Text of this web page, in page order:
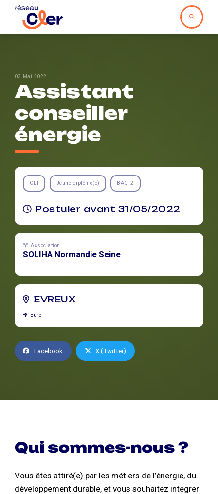
03 Mai 2022
Assistant
conseiller
énergie
CDI Jeune diplômé(e) BAC+2
Postuler avant 31/05/2022
Association
SOLIHA Normandie Seine
EVREUX
Eure
Facebook X (Twitter)
Qui sommes-nous ?
Vous êtes attiré(e) par les métiers de l’énergie, du
développement durable, et vous souhaitez intégrer